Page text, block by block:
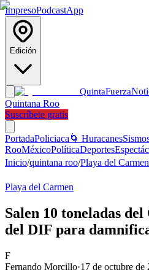
ImpresoPodcastApp
Edición
QuintaFuerza
Quintana Roo
Suscríbete gratis
PortadaPoliciaca 🌀 Huracanes
RooMéxicoPolíticaDeportes
Inicio/quintana roo/Playa del Carmen
Playa del Carmen
Salen 10 toneladas
del DIF para
F
Fernando Morcillo·17 de octubre de